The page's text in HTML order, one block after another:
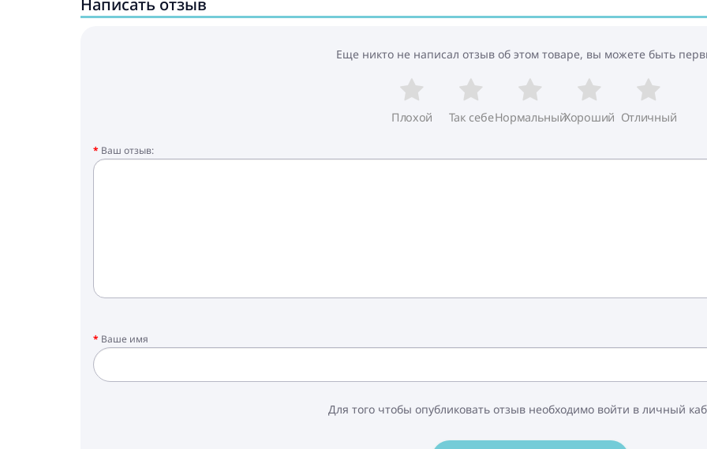
Написать отзыв
Еще никто не написал отзыв об этом товаре, вы можете быть
Плохой Так себеНормальныйХороший Отличный
Ваш отзыв:
Ваше имя
Для того чтобы опубликовать отзыв необходимо войти в личный